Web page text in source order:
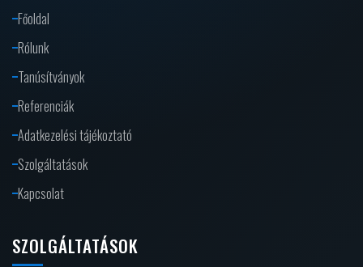
Főoldal
Rólunk
Tanúsítványok
Referenciák
Adatkezelési tájékoztató
Szolgáltatások
Kapcsolat
SZOLGÁLTATÁSOK